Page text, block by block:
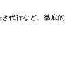
代行など、徹底的